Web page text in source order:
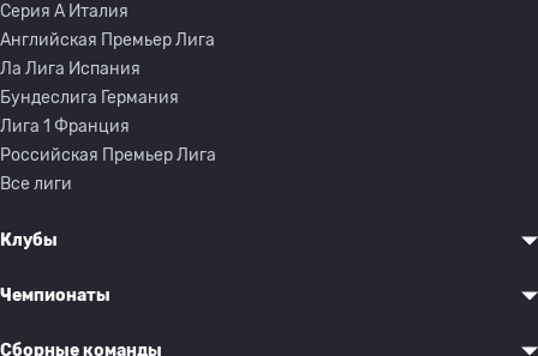
Серия A Италия
Английская Премьер Лига
Ла Лига Испания
Бундеслига Германия
Лига 1 Франция
Российская Премьер Лига
Все лиги
Клубы
Чемпионаты
Сборные команды